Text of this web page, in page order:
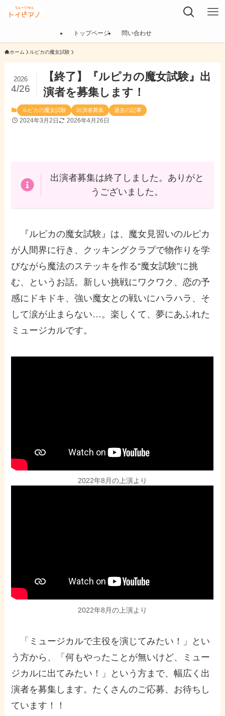
トップページ 問い合わせ
ホーム ルピカの魔女試験
【終了】『ルピカの魔女試験』出
演者を募集します！
2026
4/26
ルピカの魔女試験 出演者募集 過去の記事
2024年3月2日 2026年4月26日
出演者募集は終了しました。ありがと
うございました。
『ルピカの魔女試験』は、魔女見習いのルピカ
が人間界に行き、クッキングクラブで物作りを学
びながら魔法のステッキを作る“魔女試験”に挑
む、というお話。新しい挑戦にワクワク、恋の予
感にドキドキ、強い魔女との戦いにハラハラ、そ
して涙が止まらない…。楽しくて、夢にあふれた
ミュージカルです。
2022年8月の上演より
2022年8月の上演より
「ミュージカルで主役を演じてみたい！」とい
う方から、「何もやったことが無いけど、ミュー
ジカルに出てみたい！」という方まで、幅広く出
演者を募集します。たくさんのご応募、お待ちし
ています！！